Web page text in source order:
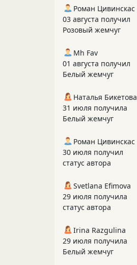
Роман Цивинскас
03 августа получил
Розовый жемчуг
Mh Fav
01 августа получил
Белый жемчуг
Наталья Бикетова
31 июля получила
Белый жемчуг
Роман Цивинскас
30 июля получил
статус автора
Svetlana Efimova
29 июля получила
статус автора
Irina Razgulina
29 июля получила
Белый жемчуг